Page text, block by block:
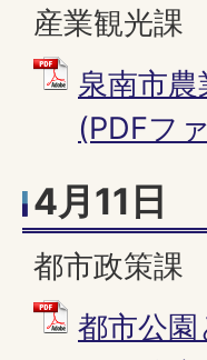
産業観光課
泉南市
(PDFフ
4月11日
都市政策課
都市公